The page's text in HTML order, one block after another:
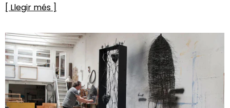
[ Llegir més ]